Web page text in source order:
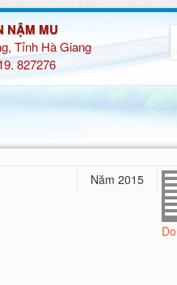
NẬM MU
Tỉnh Hà Giang
827276
Năm 2015